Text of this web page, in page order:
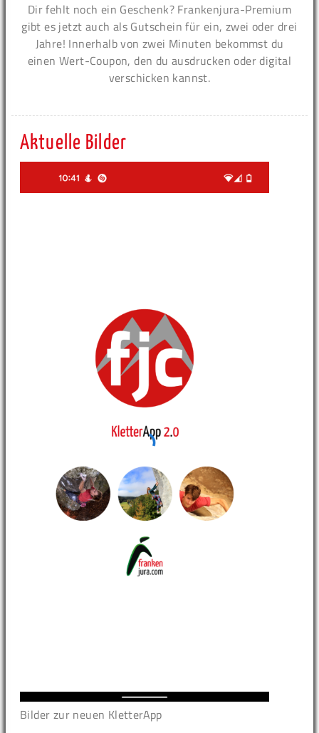
Dir fehlt noch ein Geschenk? Frankenjura-Premium
gibt es jetzt auch als Gutschein für ein, zwei oder drei
Jahre! Innerhalb von zwei Minuten bekommst du
einen Wert-Coupon, den du ausdrucken oder digital
verschicken kannst.
Aktuelle Bilder
Bilder zur neuen KletterApp